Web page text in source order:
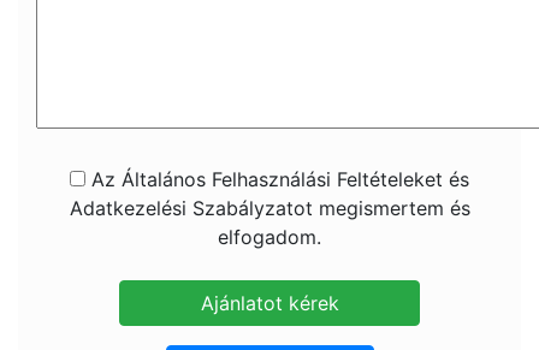
Az Általános Felhasználási Feltételeket és
Adatkezelési Szabályzatot megismertem és
elfogadom.